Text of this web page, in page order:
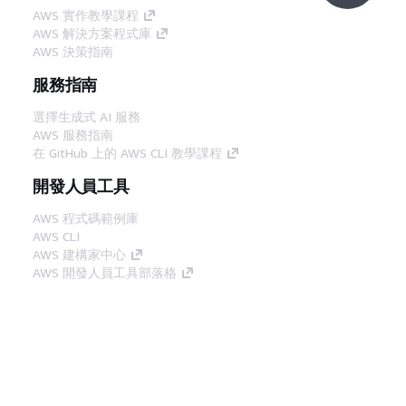
AWS 實作教學課程
AWS 解決方案程式庫
AWS 決策指南
服務指南
選擇生成式 AI 服務
AWS 服務指南
在 GitHub 上的 AWS CLI 教學課程
開發人員工具
AWS 程式碼範例庫
AWS CLI
AWS 建構家中心
AWS 開發人員工具部落格